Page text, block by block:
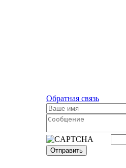
Обратная связь
Отправить